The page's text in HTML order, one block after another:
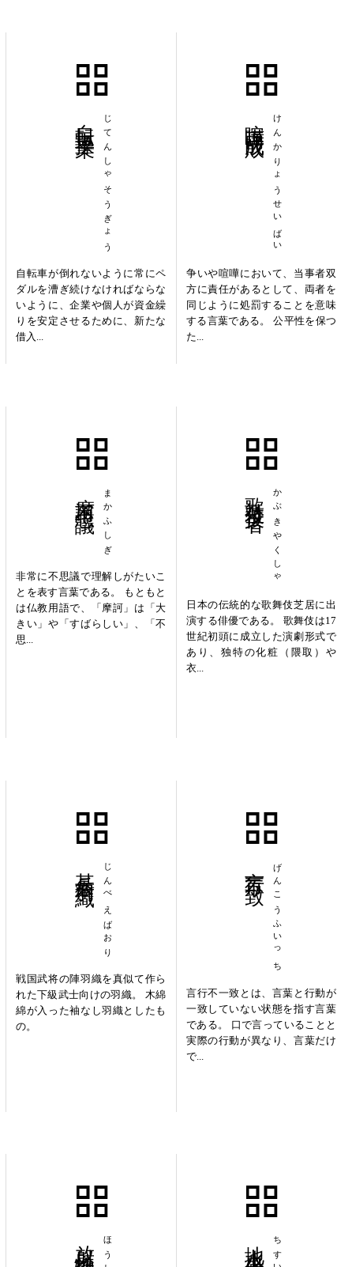
じてんしゃそうぎょう
自転車が倒れないように常にペ
ダルを漕ぎ続けなければならな
いように、企業や個人が資金繰
りを安定させるために、新たな
借入...
けんかりょうせいばい
争いや喧嘩において、当事者双
方に責任があるとして、両者を
同じように処罰することを意味
する言葉である。 公平性を保つ
た...
まかふしぎ
非常に不思議で理解しがたいこ
とを表す言葉である。 もともと
は仏教用語で、「摩訶」は「大
きい」や「すばらしい」、「不
思...
かぶきやくしゃ
日本の伝統的な歌舞伎芝居に出
演する俳優である。 歌舞伎は17
世紀初頭に成立した演劇形式で
あり、独特の化粧（隈取）や
衣...
じんべえばおり
戦国武将の陣羽織を真似て作ら
れた下級武士向けの羽織。 木綿
綿が入った袖なし羽織としたも
の。
げんこうふいっち
言行不一致とは、言葉と行動が
一致していない状態を指す言葉
である。 口で言っていることと
実際の行動が異なり、言葉だけ
で...